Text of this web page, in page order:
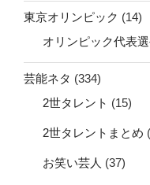
東京オリンピック (14)
オリンピック代表
芸能ネタ (334)
2世タレント (15)
2世タレントまとめ
お笑い芸人 (37)